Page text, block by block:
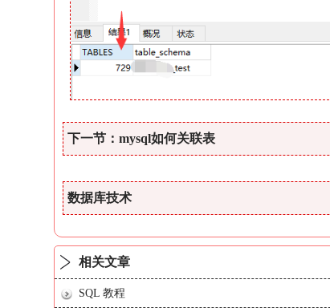
下一节：mysql如何关联表
数据库技术
相关文章
SQL 教程